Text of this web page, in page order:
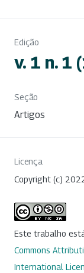
Edição
v. 1 n. 1
Seção
Artigos
Licença
Copyright (c)
Este trabalho
Commons
International